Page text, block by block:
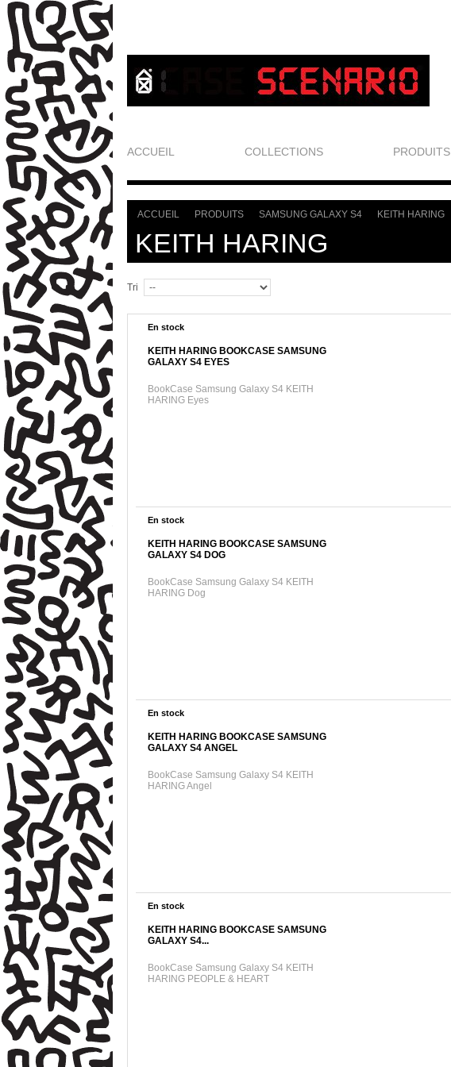
ACCUEIL COLLECTIONS PRODUITS
ACCUEIL PRODUITS SAMSUNG GALAXY S4 KEITH HARING
KEITH HARING
Tri
En stock
KEITH HARING BOOKCASE SAMSUNG
GALAXY S4 EYES
BookCase Samsung Galaxy S4 KEITH
HARING Eyes
En stock
KEITH HARING BOOKCASE SAMSUNG
GALAXY S4 DOG
BookCase Samsung Galaxy S4 KEITH
HARING Dog
En stock
KEITH HARING BOOKCASE SAMSUNG
GALAXY S4 ANGEL
BookCase Samsung Galaxy S4 KEITH
HARING Angel
En stock
KEITH HARING BOOKCASE SAMSUNG
GALAXY S4...
BookCase Samsung Galaxy S4 KEITH
HARING PEOPLE & HEART